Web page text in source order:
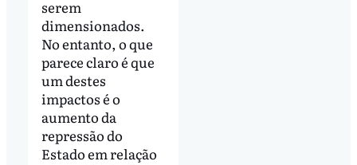
serem
dimensionados.
No entanto, o que
parece claro é que
um destes
impactos é o
aumento da
repressão do
Estado em relação